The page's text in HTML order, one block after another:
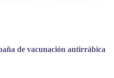
de vacunación antirrábica